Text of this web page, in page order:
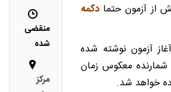
دکمه
آزمون نوشته شده
معکوس زمان
خواهد شد.
منقضی
شده
مرکز